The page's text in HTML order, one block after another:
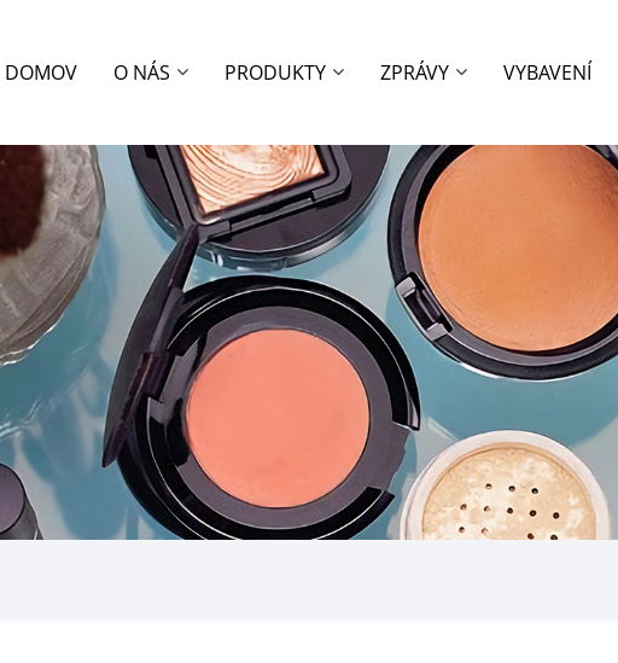
DOMOV O NÁS PRODUKTY ZPRÁVY VYBAVENÍ